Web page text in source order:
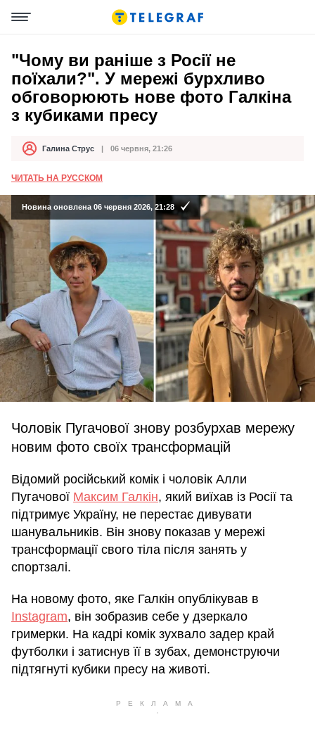
"Чому ви раніше з Росії не
поїхали?". У мережі бурхливо
обговорюють нове фото Галкіна
з кубиками пресу
АвторГалина Струс
Дата публікації 06 червня, 21:26
ЧИТАТЬ НА РУССКОМ
Новина оновлена 06 червня 2026, 21:28
Чоловік Пугачової знову розбурхав мережу
новим фото своїх трансформацій
Відомий російський комік і чоловік Алли
Пугачової Максим Галкін, який виїхав із Росії та
підтримує Україну, не перестає дивувати
шанувальників. Він знову показав у мережі
трансформації свого тіла після занять у
спортзалі.
На новому фото, яке Галкін опублікував в
Instagram, він зобразив себе у дзеркало
гримерки. На кадрі комік зухвало задер край
футболки і затиснув її в зубах, демонструючи
підтягнуті кубики пресу на животі.